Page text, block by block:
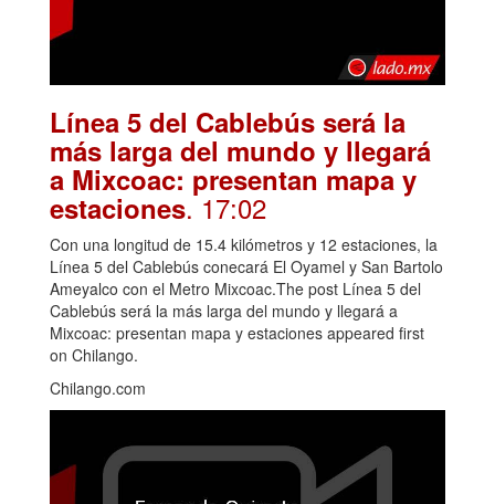
Línea 5 del Cablebús será la
más larga del mundo y llegará
a Mixcoac: presentan mapa y
estaciones. 17:02
Con una longitud de 15.4 kilómetros y 12 estaciones, la
Línea 5 del Cablebús conecará El Oyamel y San Bartolo
Ameyalco con el Metro Mixcoac.The post Línea 5 del
Cablebús será la más larga del mundo y llegará a
Mixcoac: presentan mapa y estaciones appeared first
on Chilango.
Chilango.com